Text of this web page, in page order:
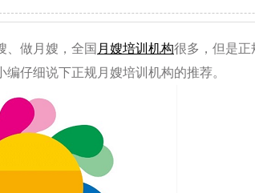
、做月嫂，全国 月嫂培训机构很多，但是正
仔细说下正规月嫂培训机构的推荐。